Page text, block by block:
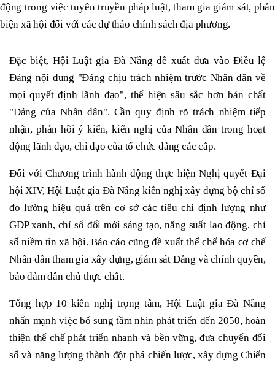
động trong việc tuyên truyền pháp luật, tham gia giám sát, phản
biện xã hội đối với các dự thảo chính sách địa phương.
Đặc biệt, Hội Luật gia Đà Nẵng đề xuất đưa vào Điều lệ
Đảng nội dung "Đảng chịu trách nhiệm trước Nhân dân về
mọi quyết định lãnh đạo", thể hiện sâu sắc hơn bản chất
"Đảng của Nhân dân". Cần quy định rõ trách nhiệm tiếp
nhận, phản hồi ý kiến, kiến nghị của Nhân dân trong hoạt
động lãnh đạo, chỉ đạo của tổ chức đảng các cấp.
Đối với Chương trình hành động thực hiện Nghị quyết Đại
hội XIV, Hội Luật gia Đà Nẵng kiến nghị xây dựng bộ chỉ số
đo lường hiệu quả trên cơ sở các tiêu chí định lượng như
GDP xanh, chỉ số đổi mới sáng tạo, năng suất lao động, chỉ
số niềm tin xã hội. Báo cáo cũng đề xuất thể chế hóa cơ chế
Nhân dân tham gia xây dựng, giám sát Đảng và chính quyền,
bảo đảm dân chủ thực chất.
Tổng hợp 10 kiến nghị trọng tâm, Hội Luật gia Đà Nẵng
nhấn mạnh việc bổ sung tầm nhìn phát triển đến 2050, hoàn
thiện thể chế phát triển nhanh và bền vững, đưa chuyển đổi
số và năng lượng thành đột phá chiến lược, xây dựng Chiến